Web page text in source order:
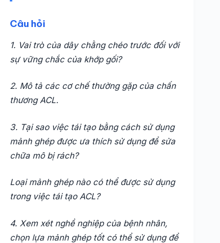
Câu hỏi
1. Vai trò của dây chằng chéo trước đối với
sự vững chắc của khớp gối?
2. Mô tả các cơ chế thường gặp của chấn
thương ACL.
3. Tại sao việc tái tạo bằng cách sử dụng
mảnh ghép được ưa thích sử dụng để sửa
chữa mô bị rách?
Loại mảnh ghép nào có thể được sử dụng
trong việc tái tạo ACL?
4. Xem xét nghề nghiệp của bệnh nhân,
chọn lựa mảnh ghép tốt có thể sử dụng để